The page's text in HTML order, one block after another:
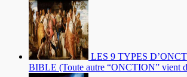
LES 9 TYPES
BIBLE (Toute autre “ONCTION” vient